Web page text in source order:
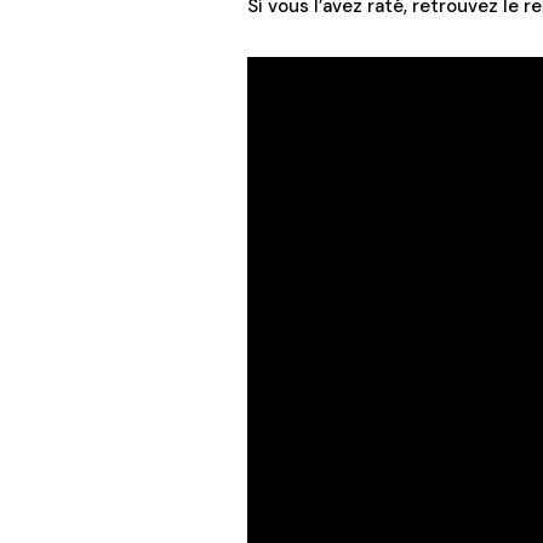
Si vous l’avez raté, retrouvez le